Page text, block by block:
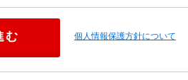
個人情報保護方針について